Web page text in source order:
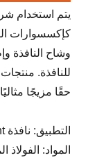
يتم استخدام
كإكسسوارات
وشاح النافذة
حقًا مزيجًا
التطبيق: نافذة casement ، نافذة معلقة أعلى
المواد: الفولاذ